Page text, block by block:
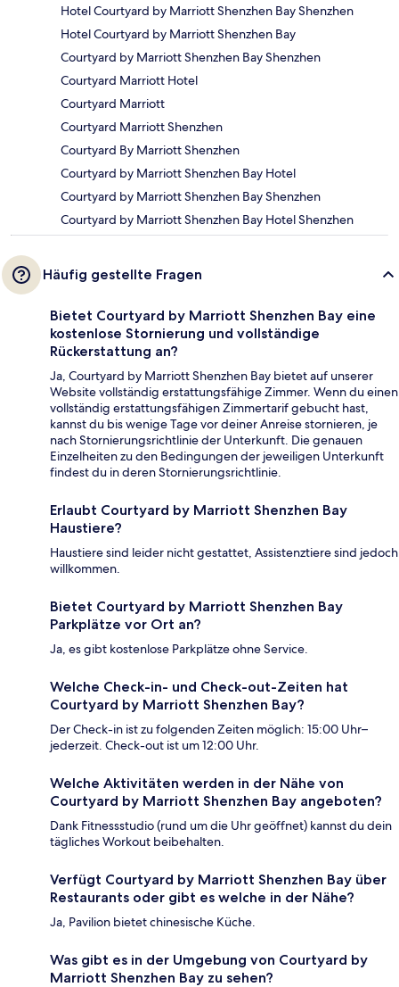
Hotel Courtyard by Marriott Shenzhen Bay Shenzhen
Hotel Courtyard by Marriott Shenzhen Bay
Courtyard by Marriott Shenzhen Bay Shenzhen
Courtyard Marriott Hotel
Courtyard Marriott
Courtyard Marriott Shenzhen
Courtyard By Marriott Shenzhen
Courtyard by Marriott Shenzhen Bay Hotel
Courtyard by Marriott Shenzhen Bay Shenzhen
Courtyard by Marriott Shenzhen Bay Hotel Shenzhen
Häufig gestellte Fragen
Bietet Courtyard by Marriott Shenzhen Bay eine
kostenlose Stornierung und vollständige
Rückerstattung an?
Ja, Courtyard by Marriott Shenzhen Bay bietet auf unserer
Website vollständig erstattungsfähige Zimmer. Wenn du einen
vollständig erstattungsfähigen Zimmertarif gebucht hast,
kannst du bis wenige Tage vor deiner Anreise stornieren, je
nach Stornierungsrichtlinie der Unterkunft. Die genauen
Einzelheiten zu den Bedingungen der jeweiligen Unterkunft
findest du in deren Stornierungsrichtlinie.
Erlaubt Courtyard by Marriott Shenzhen Bay
Haustiere?
Haustiere sind leider nicht gestattet, Assistenztiere sind jedoch
willkommen.
Bietet Courtyard by Marriott Shenzhen Bay
Parkplätze vor Ort an?
Ja, es gibt kostenlose Parkplätze ohne Service.
Welche Check-in- und Check-out-Zeiten hat
Courtyard by Marriott Shenzhen Bay?
Der Check-in ist zu folgenden Zeiten möglich: 15:00 Uhr–
jederzeit. Check-out ist um 12:00 Uhr.
Welche Aktivitäten werden in der Nähe von
Courtyard by Marriott Shenzhen Bay angeboten?
Dank Fitnessstudio (rund um die Uhr geöffnet) kannst du dein
tägliches Workout beibehalten.
Verfügt Courtyard by Marriott Shenzhen Bay über
Restaurants oder gibt es welche in der Nähe?
Ja, Pavilion bietet chinesische Küche.
Was gibt es in der Umgebung von Courtyard by
Marriott Shenzhen Bay zu sehen?